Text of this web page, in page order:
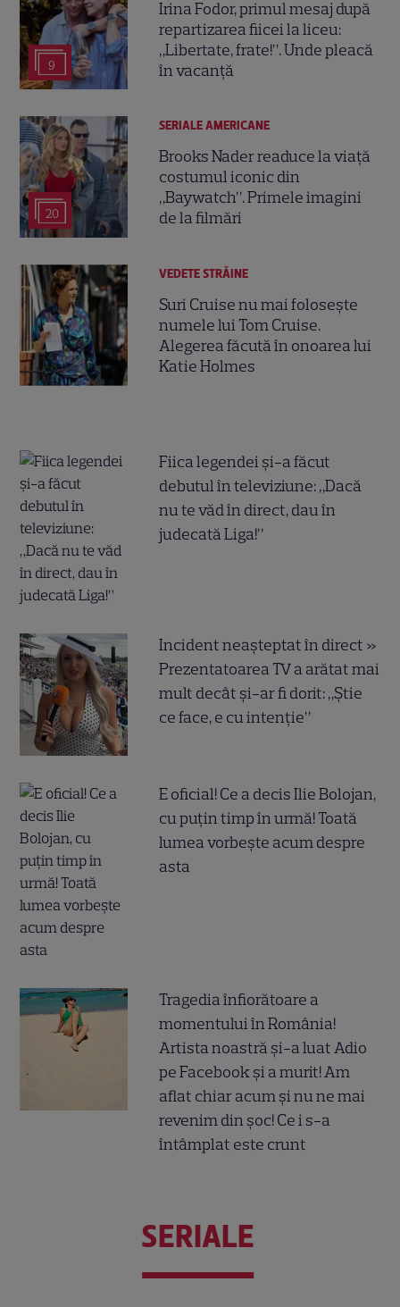
9
Irina Fodor, primul mesaj după
repartizarea fiicei la liceu:
„Libertate, frate!”. Unde pleacă
în vacanță
20
SERIALE AMERICANE
Brooks Nader readuce la viață
costumul iconic din
„Baywatch”. Primele imagini
de la filmări
VEDETE STRĂINE
Suri Cruise nu mai folosește
numele lui Tom Cruise.
Alegerea făcută în onoarea lui
Katie Holmes
Fiica legendei și-a făcut
debutul în televiziune: „Dacă
nu te văd în direct, dau în
judecată Liga!”
Incident neașteptat în direct »
Prezentatoarea TV a arătat mai
mult decât și-ar fi dorit: „Știe
ce face, e cu intenție”
E oficial! Ce a decis Ilie Bolojan,
cu puțin timp în urmă! Toată
lumea vorbește acum despre
asta
Tragedia înfiorătoare a
momentului în România!
Artista noastră și-a luat Adio
pe Facebook și a murit! Am
aflat chiar acum și nu ne mai
revenim din șoc! Ce i s-a
întâmplat este crunt
SERIALE